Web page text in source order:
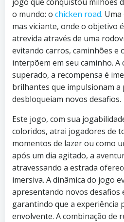
o mundo: o chicken road.
mas viciante, onde o objetivo
atrevida através de uma
evitando carros, caminhões e
interpõem em seu caminho. A
superado, a recompensa é
brilhantes que impulsionam a
desbloqueiam novos desafios.
Este jogo, com sua
coloridos, atrai jogadores de
momentos de lazer ou como
após um dia agitado, a
atravessando a estrada
imersiva. A dinâmica do jogo
apresentando novos desafios
garantindo que a experiência
envolvente. A combinação de